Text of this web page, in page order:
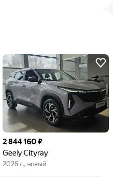
2 844 160 ₽
Geely Cityray
2026 г., новый